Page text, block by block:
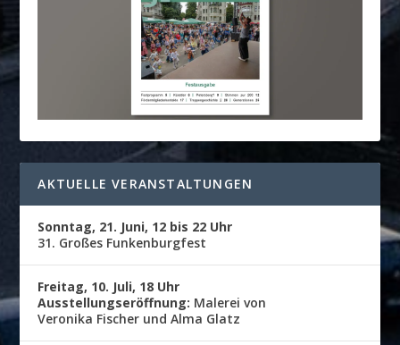
AKTUELLE VERANSTALTUNGEN
Sonntag, 21. Juni, 12 bis 22 Uhr
31. Großes Funkenburgfest
Freitag, 10. Juli, 18 Uhr
Ausstellungseröffnung: Malerei von
Veronika Fischer und Alma Glatz